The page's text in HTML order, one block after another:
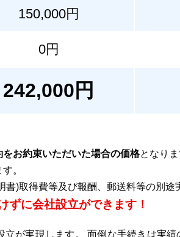
150,000円
0円
242,000円
をお約束いただいた場合の価格となりま
。
)取得費等及び報酬、郵送料等の別途
ずに会社設立ができます！
が実現します。 面倒な手続きは実